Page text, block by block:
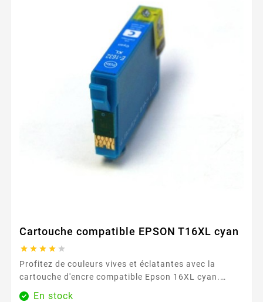
Cartouche compatible EPSON T16XL cyan
    
Profitez de couleurs vives et éclatantes avec la
cartouche d'encre compatible Epson 16XL cyan.
Parfaite pour les photos et les documents colorés,
En stock